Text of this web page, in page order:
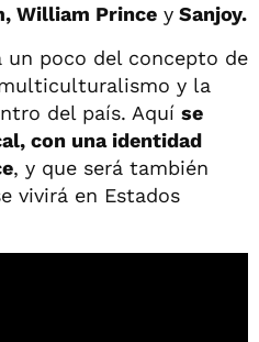
William Prince y Sanjoy.
un poco del concepto de
y la
del país. Aquí se
con una identidad
, y que será también
vivirá en Estados